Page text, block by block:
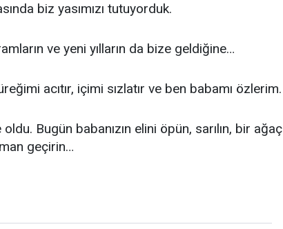
biz yasımızı tutuyorduk.
ve yeni yılların da bize geldiğine…
acıtır, içimi sızlatır ve ben babamı özlerim.
Bugün babanızın elini öpün, sarılın, bir ağaç
geçirin…